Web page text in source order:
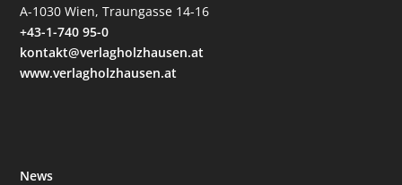
A-1030 Wien, Traungasse 14-16
+43-1-740 95-0
kontakt@verlagholzhausen.at
www.verlagholzhausen.at
News